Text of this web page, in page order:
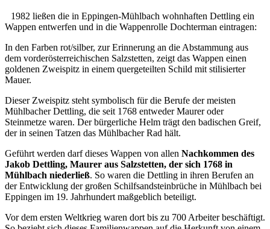
1982 ließen die in Eppingen-Mühlbach wohnhaften Dettling ein
Wappen entwerfen und in die Wappenrolle Dochterman eintragen:
In den Farben rot/silber, zur Erinnerung an die Abstammung aus
dem vorderösterreichischen Salzstetten, zeigt das Wappen einen
goldenen Zweispitz in einem quergeteilten Schild mit stilisierter
Mauer.
Dieser Zweispitz steht symbolisch für die Berufe der meisten
Mühlbacher Dettling, die seit 1768 entweder Maurer oder
Steinmetze waren. Der bürgerliche Helm trägt den badischen Greif,
der in seinen Tatzen das Mühlbacher Rad hält.
Geführt werden darf dieses Wappen von allen Nachkommen des
Jakob Dettling, Maurer aus Salzstetten, der sich 1768 in
Mühlbach niederließ. So waren die Dettling in ihren Berufen an
der Entwicklung der großen Schilfsandsteinbrüche in Mühlbach bei
Eppingen im 19. Jahrhundert maßgeblich beteiligt.
Vor dem ersten Weltkrieg waren dort bis zu 700 Arbeiter beschäftigt.